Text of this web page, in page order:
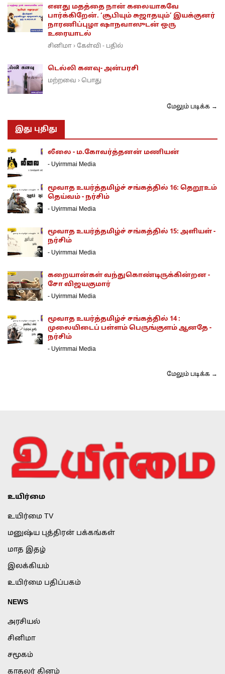
எனது மதத்தை நான் கலையாகவே
பார்க்கிறேன். ‘சூபியும் சுஜாதயும்’ இயக்குனர்
நாரணிப்புழா ஷாநவாஸுடன் ஒரு
உரையாடல்
சினிமா › கேள்வி - பதில்
டெல்லி கனவு- அன்பரசி
மற்றவை › பொது
மேலும் படிக்க →
இது புதிது
லீலை - ம.கோவர்த்தனன் மணியன்
- Uyirmmai Media
மூவாத உயர்த்தமிழ்ச் சங்கத்தில் 16: தெறூஉம்
தெய்வம் - நர்சிம்
- Uyirmmai Media
மூவாத உயர்த்தமிழ்ச் சங்கத்தில் 15: அளியள் -
நர்சிம்
- Uyirmmai Media
கறையான்கள் வந்துகொண்டிருக்கின்றன -
சோ விஜயகுமார்
- Uyirmmai Media
மூவாத உயர்த்தமிழ்ச் சங்கத்தில் 14 :
முலையிடைப் பள்ளம் பெருங்குளம் ஆனதே -
நர்சிம்
- Uyirmmai Media
மேலும் படிக்க →
உயிர்மை
உயிர்மை TV
மனுஷ்ய புத்திரன் பக்கங்கள்
மாத இதழ்
இலக்கியம்
உயிர்மை பதிப்பகம்
NEWS
அரசியல்
சினிமா
சமூகம்
காதலர் தினம்